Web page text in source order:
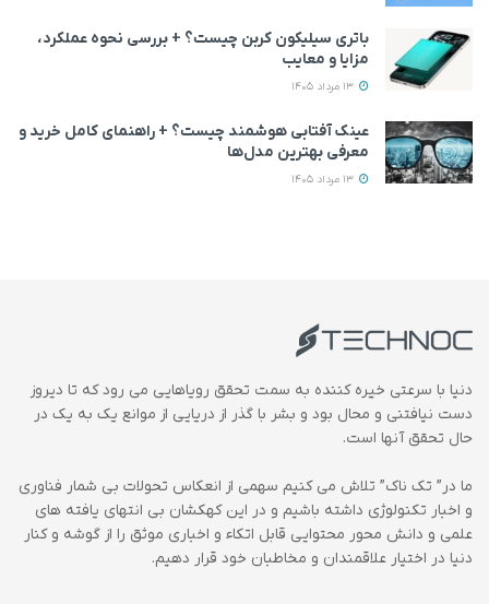
باتری سیلیکون کربن چیست؟ + بررسی نحوه عملکرد،
مزایا و معایب
عینک آفتابی هوشمند چیست؟ + راهنمای کامل خرید و
معرفی بهترین مدل‌ها
دنیا با سرعتی خیره کننده به سمت تحقق رویاهایی می رود که تا دیروز
دست نیافتنی و محال بود و بشر با گذر از دریایی از موانع یک به یک در
حال تحقق آنها است.
ما در” تک ناک” تلاش می کنیم سهمی از انعکاس تحولات بی شمار فناوری
و اخبار تکنولوژی داشته باشیم و در این کهکشان بی انتهای یافته های
علمی و دانش محور محتوایی قابل اتکاء و اخباری موثق را از گوشه و کنار
دنیا در اختیار علاقمندان و مخاطبان خود قرار دهیم.